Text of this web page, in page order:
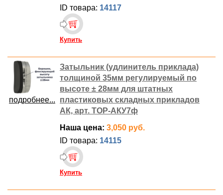
ID товара: 14117
Купить
подробнее...
Затыльник (удлинитель приклада)
толщиной 35мм регулируемый по
высоте ± 28мм для штатных
пластиковых складных прикладов
АК, арт. ТОР-АКУ7ф
Наша цена: 3,050 руб.
ID товара: 14115
Купить